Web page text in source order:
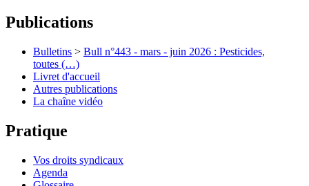
Publications
Bulletins > Bull n°443 - mars - juin 2026 : Pesticides,
toutes (…)
Livret d'accueil
Autres publications
La chaîne vidéo
Pratique
Vos droits syndicaux
Agenda